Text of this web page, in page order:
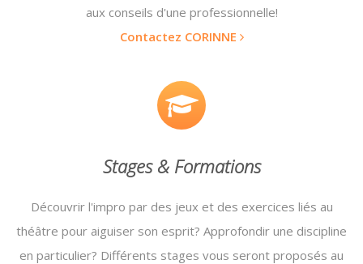
aux conseils d'une professionnelle!
Contactez CORINNE
Stages & Formations
Découvrir l'impro par des jeux et des exercices liés au
théâtre pour aiguiser son esprit? Approfondir une discipline
en particulier? Différents stages vous seront proposés au